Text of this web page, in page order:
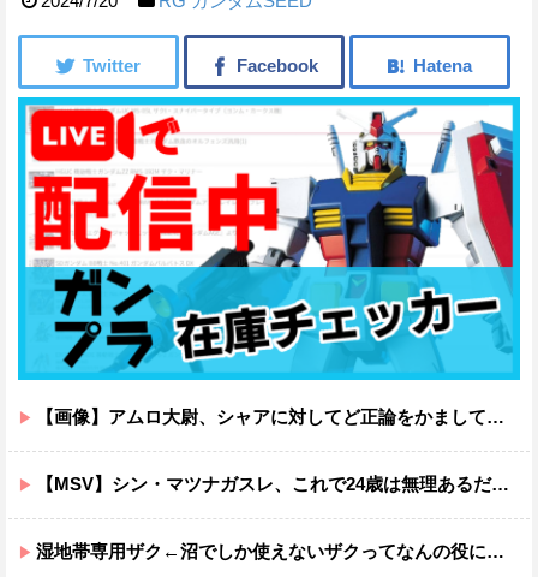
【画像】アムロ大尉、シャアに対してど正論をかましてしまうｗｗｗｗｗｗｗｗｗｗ
【MSV】シン・マツナガスレ、これで24歳は無理あるだろ…
湿地帯専用ザク←沼でしか使えないザクってなんの役に立つ設定なんだ？